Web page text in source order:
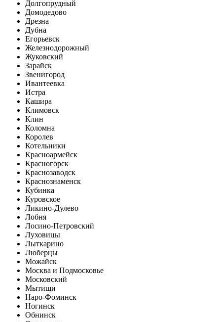
Долгопрудный
Домодедово
Дрезна
Дубна
Егорьевск
Железнодорожный
Жуковский
Зарайск
Звенигород
Ивантеевка
Истра
Кашира
Климовск
Клин
Коломна
Королев
Котельники
Красноармейск
Красногорск
Краснозаводск
Краснознаменск
Кубинка
Куровское
Ликино-Дулево
Лобня
Лосино-Петровский
Луховицы
Лыткарино
Люберцы
Можайск
Москва и Подмосковье
Московский
Мытищи
Наро-Фоминск
Ногинск
Обнинск